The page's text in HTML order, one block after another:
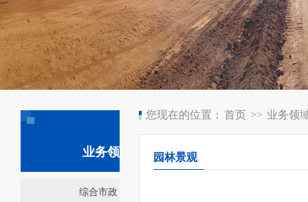
业务领域
综合市政
您现在的位置： 首页 >> 业务领
园林景观